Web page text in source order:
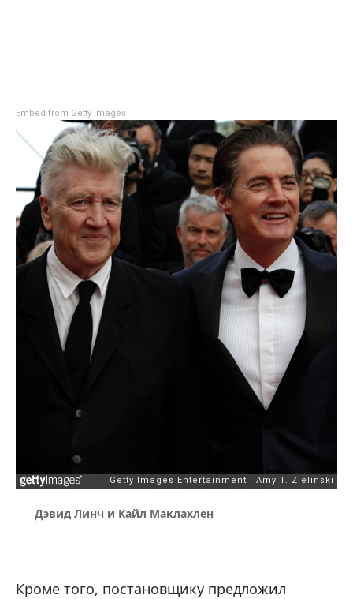
Embed from Getty Images
Дэвид Линч и Кайл Маклахлен
Кроме того, постановщику предложил